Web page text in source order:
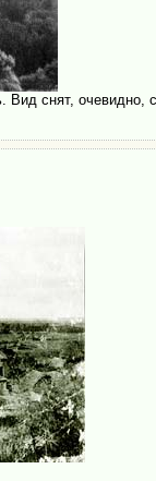
снят, очевидно,